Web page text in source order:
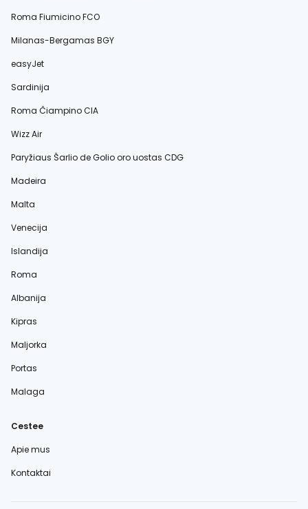
Roma Fiumicino FCO
Milanas-Bergamas BGY
easyJet
Sardinija
Roma Čiampino CIA
Wizz Air
Paryžiaus Šarlio de Golio oro uostas CDG
Madeira
Malta
Venecija
Islandija
Roma
Albanija
Kipras
Maljorka
Portas
Malaga
Cestee
Apie mus
Kontaktai